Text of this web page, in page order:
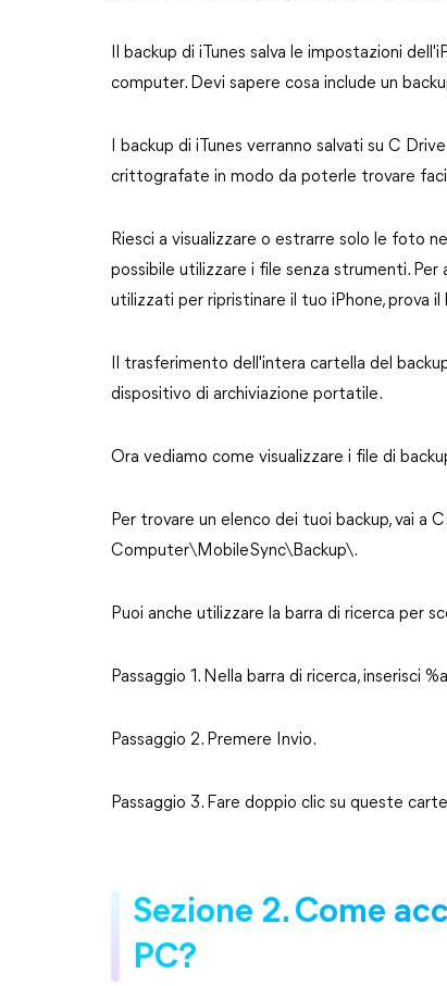
Il backup di iTunes salva le impostazioni
computer. Devi sapere cosa include un
I backup di iTunes verranno salvati su C
crittografate in modo da poterle trovare
Riesci a visualizzare o estrarre solo le foto
possibile utilizzare i file senza strumenti. Per
utilizzati per ripristinare il tuo iPhone, prova
Il trasferimento dell'intera cartella del
dispositivo di archiviazione portatile.
Ora vediamo come visualizzare i file di
Per trovare un elenco dei tuoi backup, vai
Computer\MobileSync\Backup\.
Puoi anche utilizzare la barra di ricerca per
Passaggio 1. Nella barra di ricerca, inserisci
Passaggio 2. Premere Invio.
Passaggio 3. Fare doppio clic su queste
Sezione 2. Come
PC?